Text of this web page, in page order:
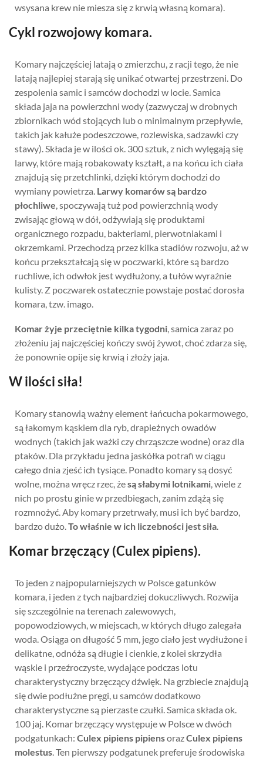
wsysana krew nie miesza się z krwią własną komara).
Cykl rozwojowy komara.
Komary najczęściej latają o zmierzchu, z racji tego, że nie
latają najlepiej starają się unikać otwartej przestrzeni. Do
zespolenia samic i samców dochodzi w locie. Samica
składa jaja na powierzchni wody (zazwyczaj w drobnych
zbiornikach wód stojących lub o minimalnym przepływie,
takich jak kałuże podeszczowe, rozlewiska, sadzawki czy
stawy). Składa je w ilości ok. 300 sztuk, z nich wylęgają się
larwy, które mają robakowaty kształt, a na końcu ich ciała
znajdują się przetchlinki, dzięki którym dochodzi do
wymiany powietrza. Larwy komarów są bardzo
płochliwe, spoczywają tuż pod powierzchnią wody
zwisając głową w dół, odżywiają się produktami
organicznego rozpadu, bakteriami, pierwotniakami i
okrzemkami. Przechodzą przez kilka stadiów rozwoju, aż w
końcu przekształcają się w poczwarki, które są bardzo
ruchliwe, ich odwłok jest wydłużony, a tułów wyraźnie
kulisty. Z poczwarek ostatecznie powstaje postać dorosła
komara, tzw. imago.
Komar żyje przeciętnie kilka tygodni, samica zaraz po
złożeniu jaj najczęściej kończy swój żywot, choć zdarza się,
że ponownie opije się krwią i złoży jaja.
W ilości siła!
Komary stanowią ważny element łańcucha pokarmowego,
są łakomym kąskiem dla ryb, drapieżnych owadów
wodnych (takich jak ważki czy chrząszcze wodne) oraz dla
ptaków. Dla przykładu jedna jaskółka potrafi w ciągu
całego dnia zjeść ich tysiące. Ponadto komary są dosyć
wolne, można wręcz rzec, żesą słabymi lotnikami, wiele z
nich po prostu ginie w przedbiegach, zanim zdążą się
rozmnożyć. Aby komary przetrwały, musi ich być bardzo,
bardzo dużo.To właśnie w ich liczebności jest siła.
Komar brzęczący (Culex pipiens).
To jeden z najpopularniejszych w Polsce gatunków
komara, i jeden z tych najbardziej dokuczliwych. Rozwija
się szczególnie na terenach zalewowych,
popowodziowych, w miejscach, w których długo zalegała
woda. Osiąga on długość 5 mm, jego ciało jest wydłużone i
delikatne, odnóża są długie i cienkie, z kolei skrzydła
wąskie i przeźroczyste, wydające podczas lotu
charakterystyczny brzęczący dźwięk. Na grzbiecie znajdują
się dwie podłużne pręgi, u samców dodatkowo
charakterystyczne są pierzaste czułki. Samica składa ok.
100 jaj. Komar brzęczący występuje w Polsce w dwóch
podgatunkach: Culex pipiens pipiensorazCulex pipiens
molestus. Ten pierwszy podgatunek preferuje środowiska